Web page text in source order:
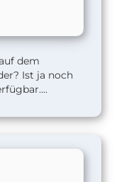
dem
Ist ja noch